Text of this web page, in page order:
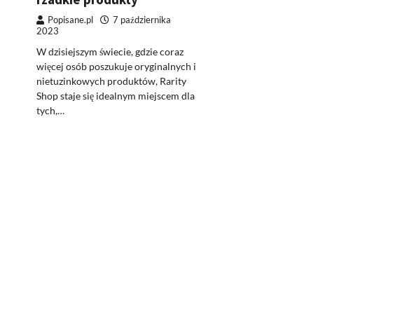
Popisane.pl
7 października
2023
W dzisiejszym świecie, gdzie coraz
więcej osób poszukuje oryginalnych i
nietuzinkowych produktów, Rarity
Shop staje się idealnym miejscem dla
tych,…